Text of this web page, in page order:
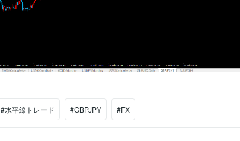
#水平線トレード #GBPJPY #FX